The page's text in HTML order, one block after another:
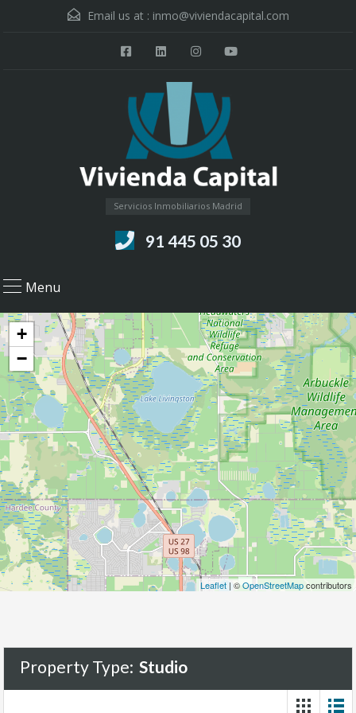
Email us at : inmo@viviendacapital.com
Servicios Inmobiliarios Madrid
91 445 05 30
Menu
+
−
Leaflet | ©OpenStreetMapcontributors
Property Type: Studio